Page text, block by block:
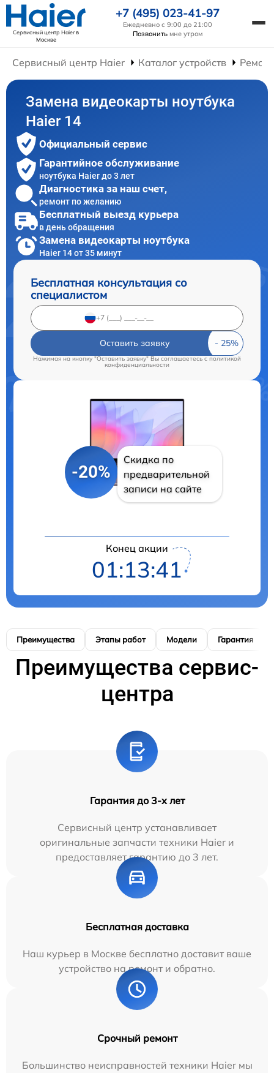
Сервисный центр Haierв
Москве
+7 (495) 023-41-97
Ежедневно с 9:00 до 21:00
Позвонить мне утром
Сервисный центр Haier Каталог устройств
Замена видеокарты ноутбука
Haier 14
Официальный сервис
Гарантийное обслуживание
ноутбука Haier до 3 лет
Диагностика за наш счет,
ремонт по желанию
Бесплатный выезд курьера
в день обращения
Замена видеокарты ноутбука
Haier 14 от 35 минут
Бесплатная консультация со
специалистом
Оставить заявку
Нажимая на кнопку "Оставить заявку" Вы соглашаетесь cполитикой
конфиденциальности
-20%
Скидка по
предварительной
записи на сайте
Конец акции
01:13:40
Преимущества Этапы работ Модели Гарантия
Преимущества сервис-
центра
Гарантия до 3-х лет
Сервисный центр устанавливает
оригинальные запчасти техники Haier и
предоставляет гарантию до 3 лет.
Бесплатная доставка
Наш курьер в Москве бесплатно доставит ваше
устройство на ремонт и обратно.
Срочный ремонт
Большинство неисправностей техники Haier мы